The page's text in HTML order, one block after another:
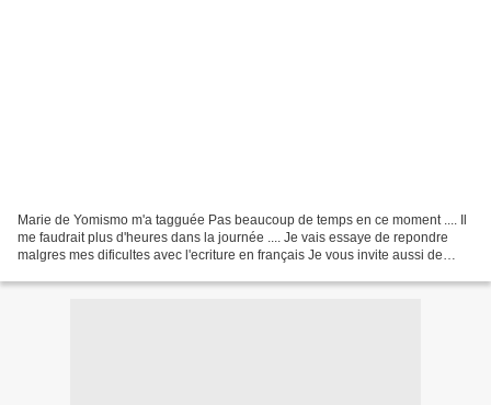
Marie de Yomismo m'a tagguée Pas beaucoup de temps en ce moment .... Il
me faudrait plus d'heures dans la journée .... Je vais essaye de repondre
malgres mes dificultes avec l'ecriture en français Je vous invite aussi de